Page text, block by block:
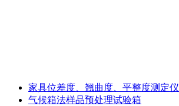
家具位差度、翘曲度、平整度测定仪
气候箱法样品预处理试验箱